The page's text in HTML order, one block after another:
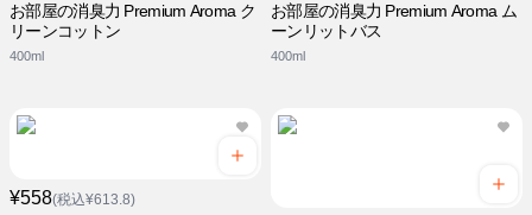
お部屋の消臭力 Premium Aroma ク
リーンコットン
400ml
お部屋の消臭力 Premium Aroma ム
ーンリットバス
400ml
¥558(税込¥613.8)